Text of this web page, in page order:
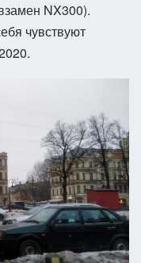
NX300).
чувствуют